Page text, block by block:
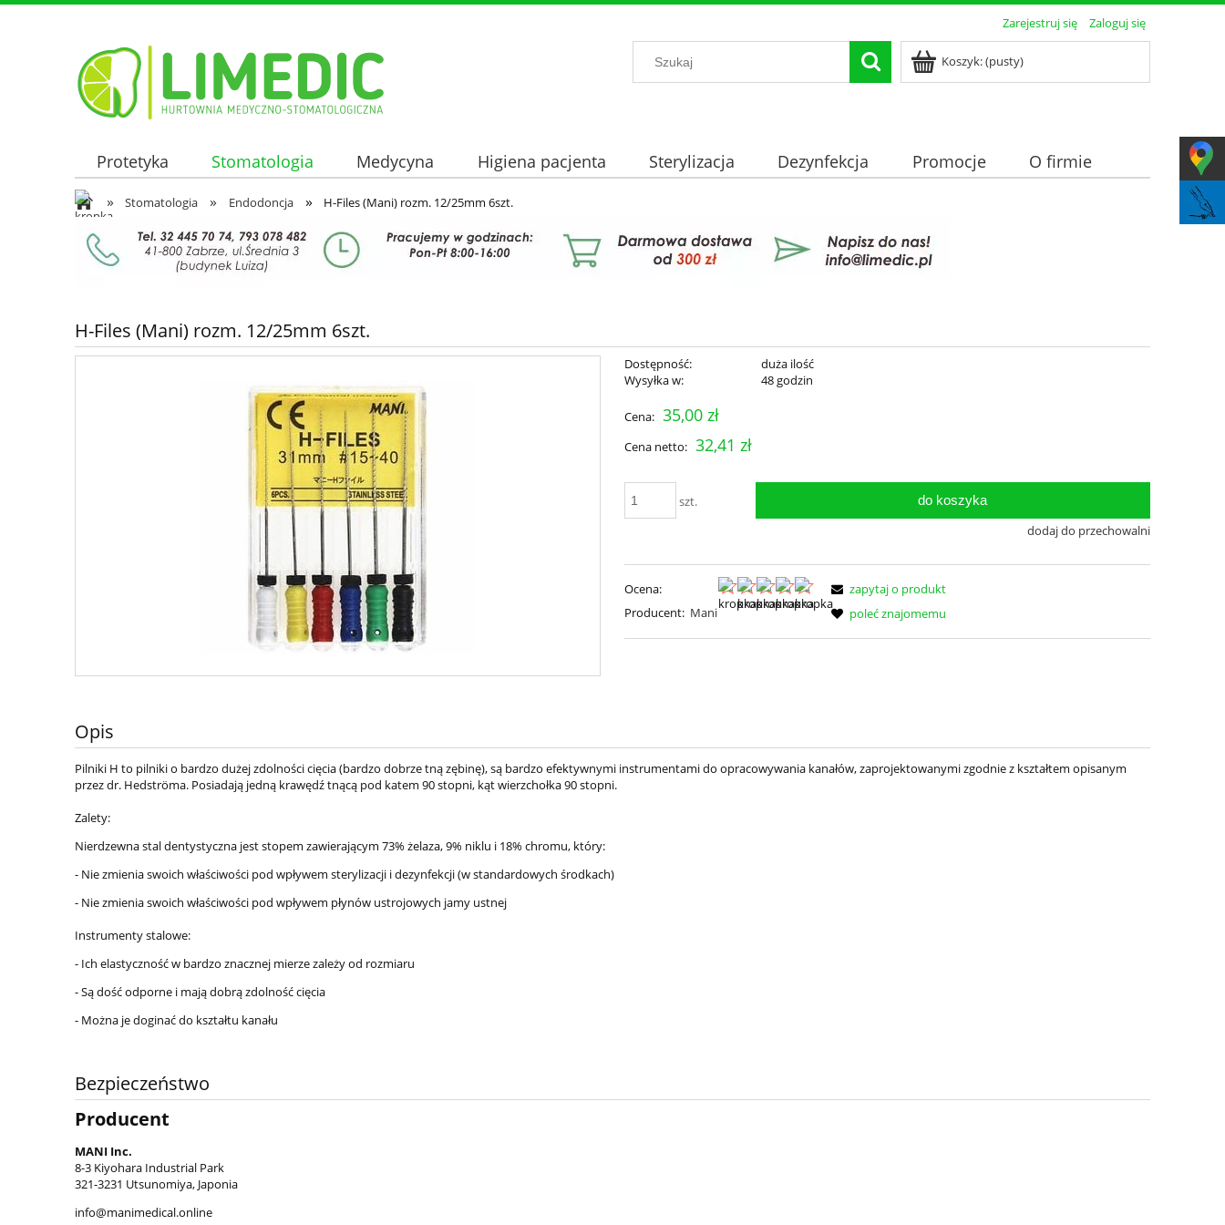
Zarejestruj się Zaloguj się
Koszyk:(pusty)
Protetyka Stomatologia Medycyna Higiena pacjenta Sterylizacja Dezynfekcja Promocje
O firmie
Oferta hurtowa
» Stomatologia » Endodoncja » H-Files (Mani) rozm. 12/25mm 6szt.
H-Files (Mani) rozm. 12/25mm 6szt.
Dostępność:
duża ilość
Wysyłka w:
48 godzin
Cena: 35,00 zł
Cena netto: 32,41 zł
szt. do koszyka
dodaj do przechowalni
Ocena:
Producent: Mani
zapytaj o produkt
poleć znajomemu
Opis
Pilniki H to pilniki o bardzo dużej zdolności cięcia (bardzo dobrze tną zębinę), są bardzo efektywnymi instrumentami do opracowywania kanałów, zaprojektowanymi zgodnie z kształtem opisanym
przez dr. Hedströma. Posiadają jedną krawędź tnącą pod katem 90 stopni, kąt wierzchołka 90 stopni.
Zalety:
Nierdzewna stal dentystyczna jest stopem zawierającym 73% żelaza, 9% niklu i 18% chromu, który:
- Nie zmienia swoich właściwości pod wpływem sterylizacji i dezynfekcji (w standardowych środkach)
- Nie zmienia swoich właściwości pod wpływem płynów ustrojowych jamy ustnej
Instrumenty stalowe:
- Ich elastyczność w bardzo znacznej mierze zależy od rozmiaru
- Są dość odporne i mają dobrą zdolność cięcia
- Można je doginać do kształtu kanału
Bezpieczeństwo
Producent
MANI Inc.
8-3 Kiyohara Industrial Park
321-3231 Utsunomiya, Japonia
info@manimedical.online